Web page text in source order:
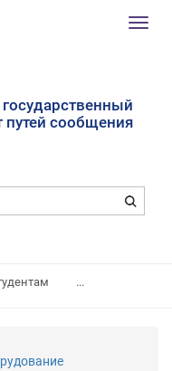
путей сообщения
...